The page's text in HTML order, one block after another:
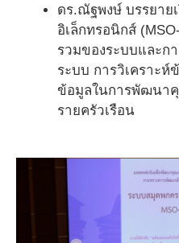
ดร.ณัฐพงษ์ บรรยาย
อิเล็กทรอนิกส์
รวมของระบบและก
ระบบ การวิเคราะ
ข้อมูลในการพัฒนา
รายครัวเรือน